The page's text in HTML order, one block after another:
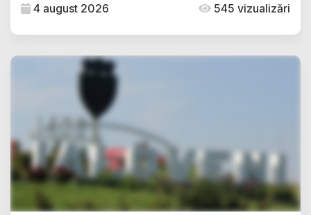
4 august 2026 545 vizualizări